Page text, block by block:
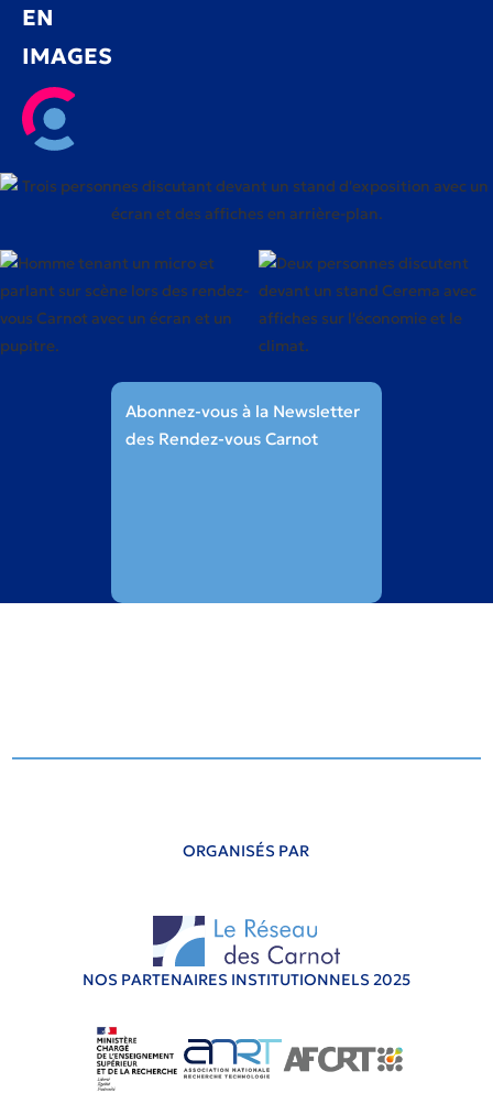
EN
IMAGES
Abonnez-vous à la Newsletter
des Rendez-vous Carnot
ORGANISÉS PAR
NOS PARTENAIRES INSTITUTIONNELS 2025